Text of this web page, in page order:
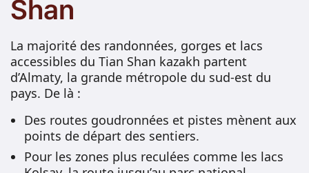
Shan
La majorité des randonnées, gorges et lacs
accessibles du Tian Shan kazakh partent
d’Almaty, la grande métropole du sud-est du
pays. De là :
Des routes goudronnées et pistes mènent aux
points de départ des sentiers.
Pour les zones plus reculées comme les lacs